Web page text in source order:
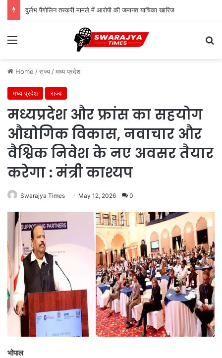
दुर्लभ पैंगोलिन तस्करी मामले में आरोपी की जमानत याचिका खारिज
Menu
Home /राज्य /मध्य प्रदेश
मध्य प्रदेश राज्य
मध्यप्रदेश और फ्रांस का सहयोग
औद्योगिक विकास, नवाचार और
वैश्विक निवेश के नए अवसर तैयार
करेगा : मंत्री काश्यप
Swarajya Times May 12, 2026 0
भोपाल